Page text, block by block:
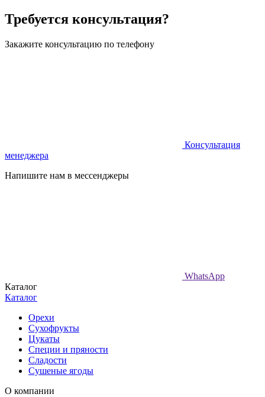
Требуется консультация?
Закажите консультацию по телефону
Консультация
менеджера
Напишите нам в мессенджеры
WhatsApp
Каталог
Каталог
Орехи
Сухофрукты
Цукаты
Специи и пряности
Сладости
Сушеные ягоды
О компании